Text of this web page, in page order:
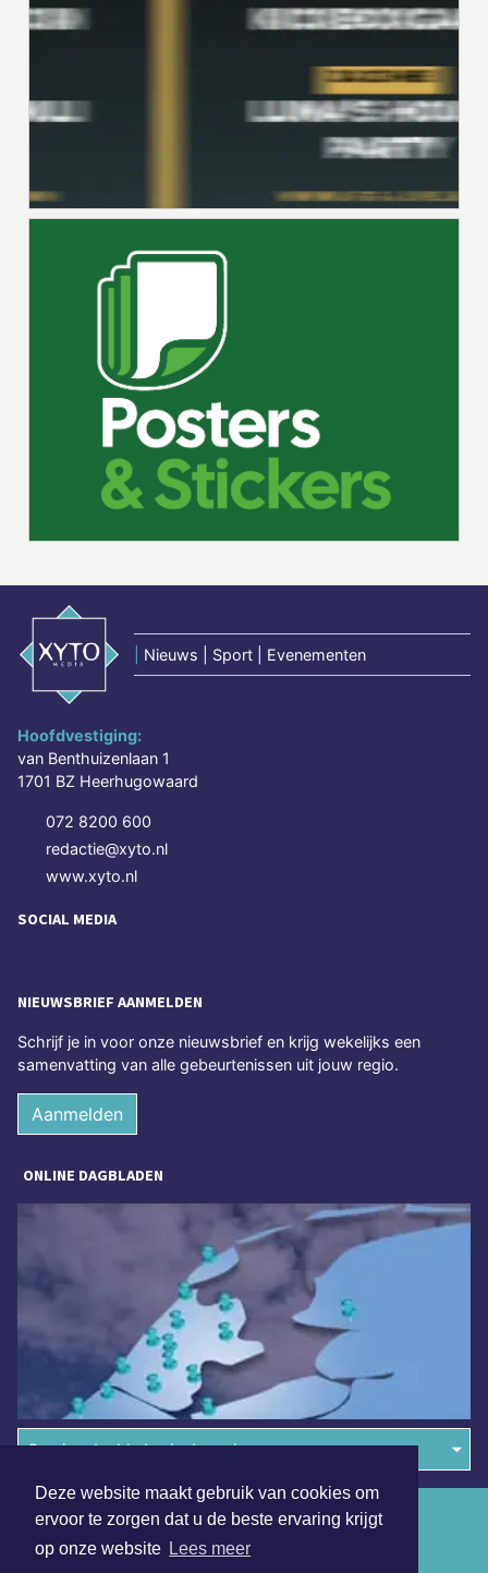
Deze website maakt gebruik van cookies om
ervoor te zorgen dat u de beste ervaring krijgt
op onze website Lees meer
Nieuws | Sport | Evenementen
Hoofdvestiging:
van Benthuizenlaan 1
1701 BZ Heerhugowaard
072 8200 600
redactie@xyto.nl
www.xyto.nl
SOCIAL MEDIA
NIEUWSBRIEF AANMELDEN
Schrijf je in voor onze nieuwsbrief en krijg wekelijks een
samenvatting van alle gebeurtenissen uit jouw regio.
Aanmelden
ONLINE DAGBLADEN
Overige dagbladen in de regio
Algemene voorwaarden
Disclaimer